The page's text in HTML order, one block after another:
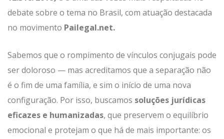
debate sobre o tema no Brasil, com atuação destacada
no movimento Pailegal.net.
Sabemos que o rompimento de vínculos conjugais pode
ser doloroso — mas acreditamos que a separação não
é o fim de uma família, e sim o início de uma nova
configuração. Por isso, buscamos soluções jurídicas
eficazes e humanizadas, que preservem o equilíbrio
emocional e protejam o que há de mais importante: os